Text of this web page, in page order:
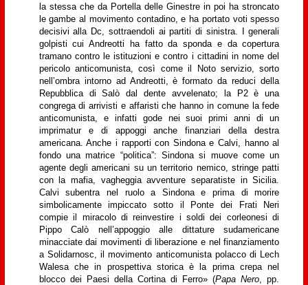
la stessa che da Portella delle Ginestre in poi ha stroncato
le gambe al movimento contadino, e ha portato voti spesso
decisivi alla Dc, sottraendoli ai partiti di sinistra. I generali
golpisti cui Andreotti ha fatto da sponda e da copertura
tramano contro le istituzioni e contro i cittadini in nome del
pericolo anticomunista, così come il Noto servizio, sorto
nell’ombra intorno ad Andreotti, è formato da reduci della
Repubblica di Salò dal dente avvelenato; la P2 è una
congrega di arrivisti e affaristi che hanno in comune la fede
anticomunista, e infatti gode nei suoi primi anni di un
imprimatur e di appoggi anche finanziari della destra
americana. Anche i rapporti con Sindona e Calvi, hanno al
fondo una matrice “politica”: Sindona si muove come un
agente degli americani su un territorio nemico, stringe patti
con la mafia, vagheggia avventure separatiste in Sicilia.
Calvi subentra nel ruolo a Sindona e prima di morire
simbolicamente impiccato sotto il Ponte dei Frati Neri
compie il miracolo di reinvestire i soldi dei corleonesi di
Pippo Calò nell’appoggio alle dittature sudamericane
minacciate dai movimenti di liberazione e nel finanziamento
a Solidarnosc, il movimento anticomunista polacco di Lech
Walesa che in prospettiva storica è la prima crepa nel
blocco dei Paesi della Cortina di Ferro» (Papa Nero , pp.